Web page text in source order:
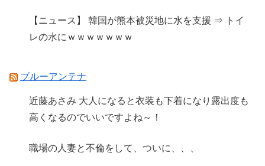
【ニュース】 韓国が熊本被災地に水を支援 ⇒ トイ
レの水にｗｗｗｗｗｗｗ
ブルーアンテナ
近藤あさみ 大人になると衣装も下着になり露出度も
高くなるのでいいですよね～！
職場の人妻と不倫をして、ついに、、、